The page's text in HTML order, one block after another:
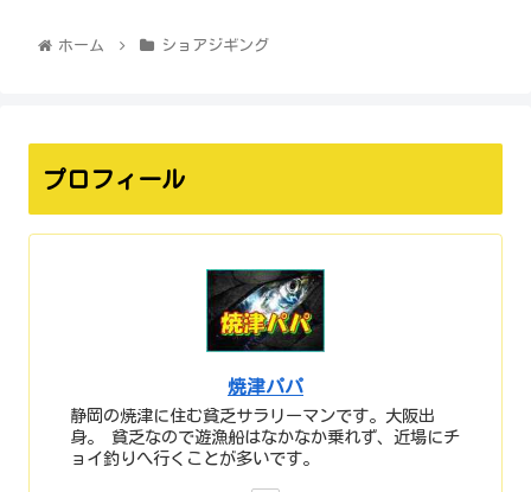
ホーム ショアジギング
プロフィール
焼津パパ
静岡の焼津に住む貧乏サラリーマンです。大阪出
身。 貧乏なので遊漁船はなかなか乗れず、近場にチ
ョイ釣りへ行くことが多いです。